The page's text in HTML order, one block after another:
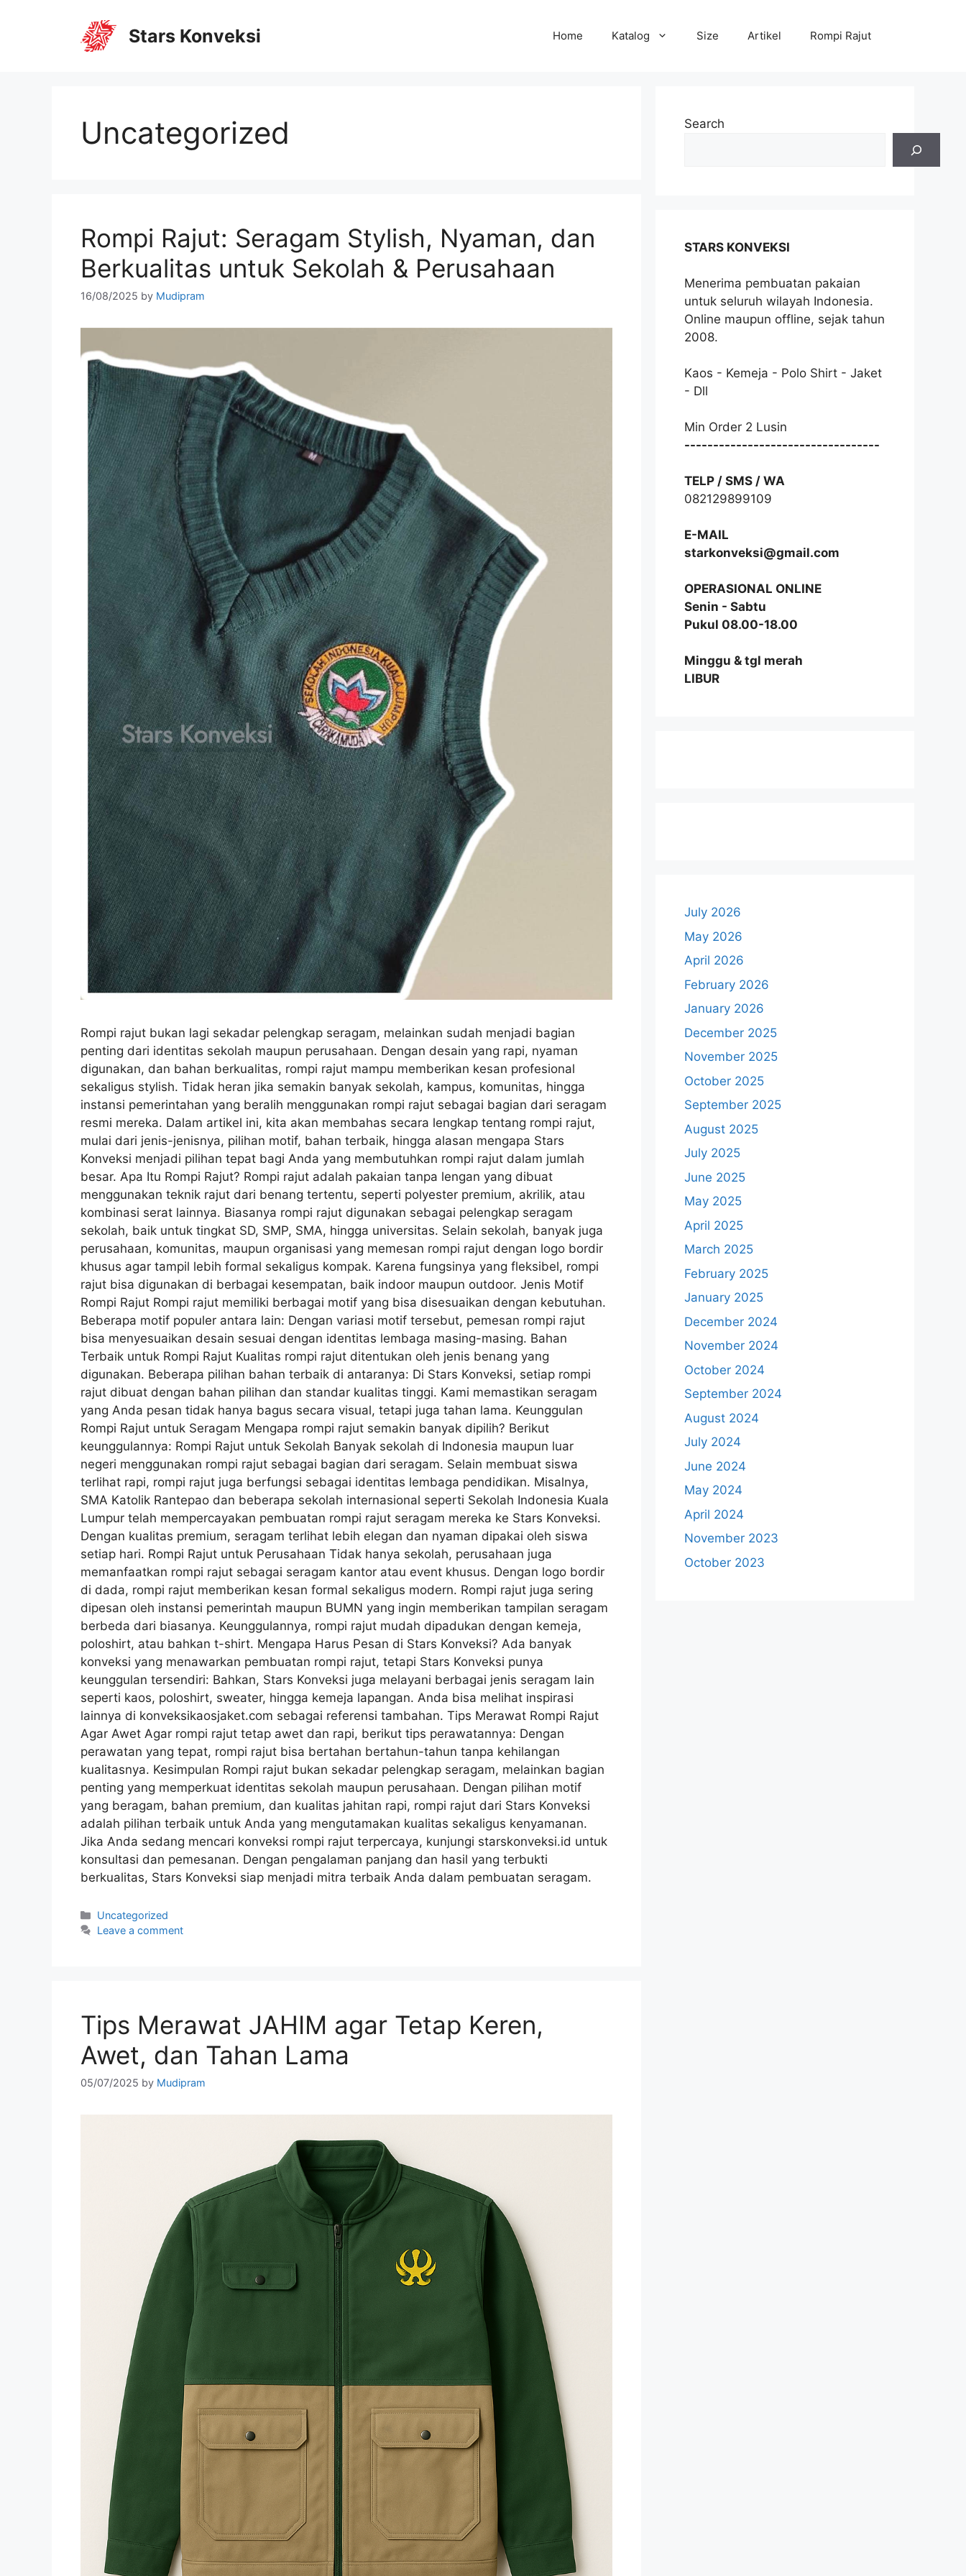
Stars Konveksi Home Katalog Size Artikel Rompi Rajut
Uncategorized
Rompi Rajut: Seragam Stylish, Nyaman, dan
Berkualitas untuk Sekolah & Perusahaan
16/08/2025 by Mudipram
Rompi rajut bukan lagi sekadar pelengkap seragam, melainkan sudah menjadi bagian
penting dari identitas sekolah maupun perusahaan. Dengan desain yang rapi, nyaman
digunakan, dan bahan berkualitas, rompi rajut mampu memberikan kesan profesional
sekaligus stylish. Tidak heran jika semakin banyak sekolah, kampus, komunitas, hingga
instansi pemerintahan yang beralih menggunakan rompi rajut sebagai bagian dari seragam
resmi mereka. Dalam artikel ini, kita akan membahas secara lengkap tentang rompi rajut,
mulai dari jenis-jenisnya, pilihan motif, bahan terbaik, hingga alasan mengapa Stars
Konveksi menjadi pilihan tepat bagi Anda yang membutuhkan rompi rajut dalam jumlah
besar. Apa Itu Rompi Rajut? Rompi rajut adalah pakaian tanpa lengan yang dibuat
menggunakan teknik rajut dari benang tertentu, seperti polyester premium, akrilik, atau
kombinasi serat lainnya. Biasanya rompi rajut digunakan sebagai pelengkap seragam
sekolah, baik untuk tingkat SD, SMP, SMA, hingga universitas. Selain sekolah, banyak juga
perusahaan, komunitas, maupun organisasi yang memesan rompi rajut dengan logo bordir
khusus agar tampil lebih formal sekaligus kompak. Karena fungsinya yang fleksibel, rompi
rajut bisa digunakan di berbagai kesempatan, baik indoor maupun outdoor. Jenis Motif
Rompi Rajut Rompi rajut memiliki berbagai motif yang bisa disesuaikan dengan kebutuhan.
Beberapa motif populer antara lain: Dengan variasi motif tersebut, pemesan rompi rajut
bisa menyesuaikan desain sesuai dengan identitas lembaga masing-masing. Bahan
Terbaik untuk Rompi Rajut Kualitas rompi rajut ditentukan oleh jenis benang yang
digunakan. Beberapa pilihan bahan terbaik di antaranya: Di Stars Konveksi, setiap rompi
rajut dibuat dengan bahan pilihan dan standar kualitas tinggi. Kami memastikan seragam
yang Anda pesan tidak hanya bagus secara visual, tetapi juga tahan lama. Keunggulan
Rompi Rajut untuk Seragam Mengapa rompi rajut semakin banyak dipilih? Berikut
keunggulannya: Rompi Rajut untuk Sekolah Banyak sekolah di Indonesia maupun luar
negeri menggunakan rompi rajut sebagai bagian dari seragam. Selain membuat siswa
terlihat rapi, rompi rajut juga berfungsi sebagai identitas lembaga pendidikan. Misalnya,
SMA Katolik Rantepao dan beberapa sekolah internasional seperti Sekolah Indonesia Kuala
Lumpur telah mempercayakan pembuatan rompi rajut seragam mereka ke Stars Konveksi.
Dengan kualitas premium, seragam terlihat lebih elegan dan nyaman dipakai oleh siswa
setiap hari. Rompi Rajut untuk Perusahaan Tidak hanya sekolah, perusahaan juga
memanfaatkan rompi rajut sebagai seragam kantor atau event khusus. Dengan logo bordir
di dada, rompi rajut memberikan kesan formal sekaligus modern. Rompi rajut juga sering
dipesan oleh instansi pemerintah maupun BUMN yang ingin memberikan tampilan seragam
berbeda dari biasanya. Keunggulannya, rompi rajut mudah dipadukan dengan kemeja,
poloshirt, atau bahkan t-shirt. Mengapa Harus Pesan di Stars Konveksi? Ada banyak
konveksi yang menawarkan pembuatan rompi rajut, tetapi Stars Konveksi punya
keunggulan tersendiri: Bahkan, Stars Konveksi juga melayani berbagai jenis seragam lain
seperti kaos, poloshirt, sweater, hingga kemeja lapangan. Anda bisa melihat inspirasi
lainnya di konveksikaosjaket.com sebagai referensi tambahan. Tips Merawat Rompi Rajut
Agar Awet Agar rompi rajut tetap awet dan rapi, berikut tips perawatannya: Dengan
perawatan yang tepat, rompi rajut bisa bertahan bertahun-tahun tanpa kehilangan
kualitasnya. Kesimpulan Rompi rajut bukan sekadar pelengkap seragam, melainkan bagian
penting yang memperkuat identitas sekolah maupun perusahaan. Dengan pilihan motif
yang beragam, bahan premium, dan kualitas jahitan rapi, rompi rajut dari Stars Konveksi
adalah pilihan terbaik untuk Anda yang mengutamakan kualitas sekaligus kenyamanan.
Jika Anda sedang mencari konveksi rompi rajut terpercaya, kunjungi starskonveksi.id untuk
konsultasi dan pemesanan. Dengan pengalaman panjang dan hasil yang terbukti
berkualitas, Stars Konveksi siap menjadi mitra terbaik Anda dalam pembuatan seragam.
Uncategorized
Leave a comment
Tips Merawat JAHIM agar Tetap Keren,
Awet, dan Tahan Lama
05/07/2025 by Mudipram
Search
STARS KONVEKSI
Menerima pembuatan pakaian
untuk seluruh wilayah Indonesia.
Online maupun offline, sejak tahun
2008.
Kaos - Kemeja - Polo Shirt - Jaket
- Dll
Min Order 2 Lusin
----------------------------------
TELP / SMS / WA
082129899109
E-MAIL
starkonveksi@gmail.com
OPERASIONAL ONLINE
Senin - Sabtu
Pukul 08.00-18.00
Minggu & tgl merah
LIBUR
July 2026
May 2026
April 2026
February 2026
January 2026
December 2025
November 2025
October 2025
September 2025
August 2025
July 2025
June 2025
May 2025
April 2025
March 2025
February 2025
January 2025
December 2024
November 2024
October 2024
September 2024
August 2024
July 2024
June 2024
May 2024
April 2024
November 2023
October 2023